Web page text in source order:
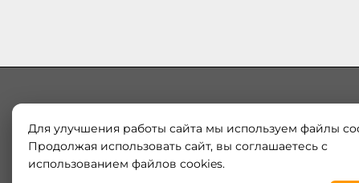
Наш магазин «ЕВРОПА СВЕТ» поставляет и
Европы и России. Только оригинальная
модерн от интернет-магазина europa-svet.ru
Для улучшения работы сайта мы используем файлы
Продолжая использовать сайт, вы соглашаетесь с
использованием файлов cookies.